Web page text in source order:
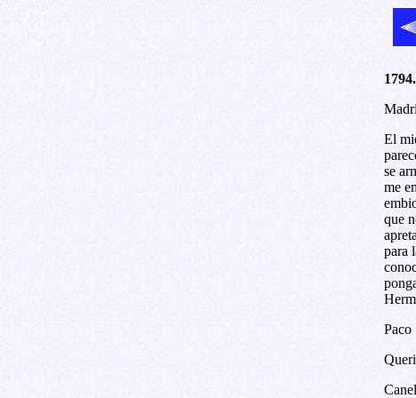
El
se
me
que
para
Paco